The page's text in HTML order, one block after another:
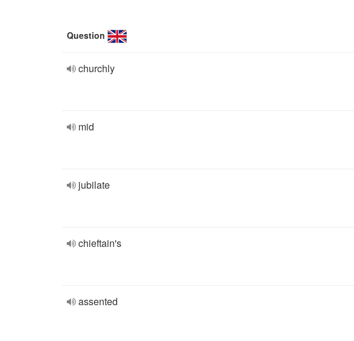
Question
churchly
mid
jubilate
chieftain's
assented